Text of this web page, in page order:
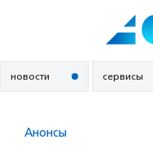
новости сервисы
Анонсы